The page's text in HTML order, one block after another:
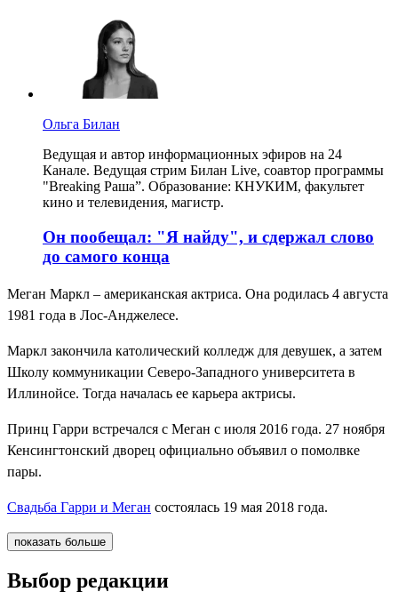
Ольга Билан
Ведущая и автор информационных эфиров на 24
Канале. Ведущая стрим Билан Live, соавтор программы
"Breaking Раша”. Образование: КНУКИМ, факультет
кино и телевидения, магистр.
Он пообещал: "Я найду", и сдержал слово
до самого конца
Меган Маркл – американская актриса. Она родилась 4 августа
1981 года в Лос-Анджелесе.
Маркл закончила католический колледж для девушек, а затем
Школу коммуникации Северо-Западного университета в
Иллинойсе. Тогда началась ее карьера актрисы.
Принц Гарри встречался с Меган с июля 2016 года. 27 ноября
Кенсингтонский дворец официально объявил о помолвке
пары.
Свадьба Гарри и Меган состоялась 19 мая 2018 года.
показать больше
Выбор редакции